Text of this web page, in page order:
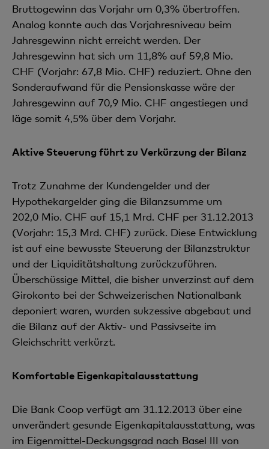
Bruttogewinn das Vorjahr um 0,3% übertroffen.
Analog konnte auch das Vorjahresniveau beim
Jahresgewinn nicht erreicht werden. Der
Jahresgewinn hat sich um 11,8% auf 59,8 Mio.
CHF (Vorjahr: 67,8 Mio. CHF) reduziert. Ohne den
Sonderaufwand für die Pensionskasse wäre der
Jahresgewinn auf 70,9 Mio. CHF angestiegen und
läge somit 4,5% über dem Vorjahr.
Aktive Steuerung führt zu Verkürzung der Bilanz
Trotz Zunahme der Kundengelder und der
Hypothekargelder ging die Bilanzsumme um
202,0 Mio. CHF auf 15,1 Mrd. CHF per 31.12.2013
(Vorjahr: 15,3 Mrd. CHF) zurück. Diese Entwicklung
ist auf eine bewusste Steuerung der Bilanzstruktur
und der Liquiditätshaltung zurückzuführen.
Überschüssige Mittel, die bisher unverzinst auf dem
Girokonto bei der Schweizerischen Nationalbank
deponiert waren, wurden sukzessive abgebaut und
die Bilanz auf der Aktiv- und Passivseite im
Gleichschritt verkürzt.
Komfortable Eigenkapitalausstattung
Die Bank Coop verfügt am 31.12.2013 über eine
unverändert gesunde Eigenkapitalausstattung, was
im Eigenmittel-Deckungsgrad nach Basel III von